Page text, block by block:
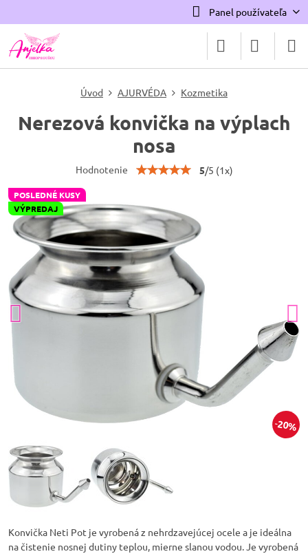
Panel používateľa
POSLEDNÉ KUSY
VÝPREDAJ
20%
Úvod AJURVÉDA Kozmetika
Nerezová konvička na výplach
nosa
Hodnotenie 5/5 (1x)
Konvička Neti Pot je vyrobená z nehrdzavejúcej ocele a je ideálna
na čistenie nosnej dutiny teplou, mierne slanou vodou. Je vyrobená